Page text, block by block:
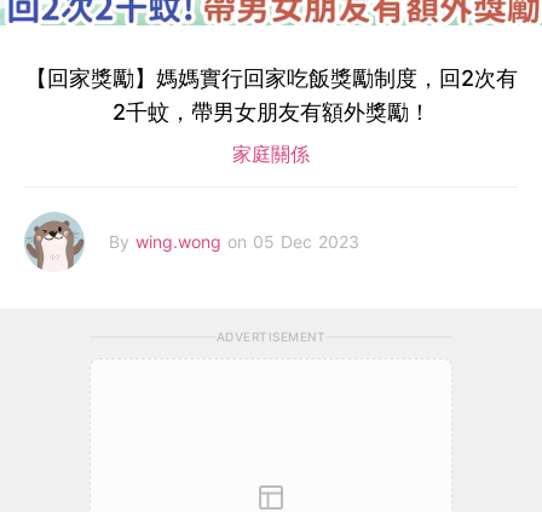
【回家獎勵】媽媽實行回家吃飯獎勵制度，回2次有
2千蚊，帶男女朋友有額外獎勵！
家庭關係
By wing.wong on 05 Dec 2023
ADVERTISEMENT